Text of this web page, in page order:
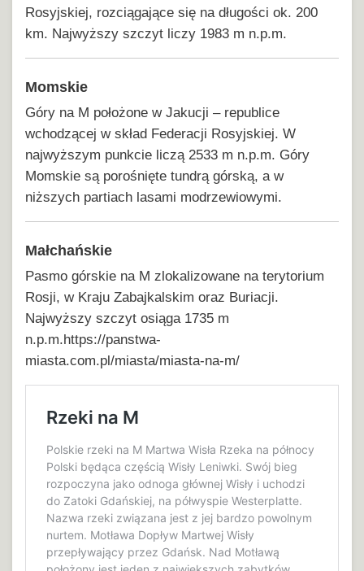
Rosyjskiej, rozciągające się na długości ok. 200
km. Najwyższy szczyt liczy 1983 m n.p.m.
Momskie
Góry na M położone w Jakucji – republice
wchodzącej w skład Federacji Rosyjskiej. W
najwyższym punkcie liczą 2533 m n.p.m. Góry
Momskie są porośnięte tundrą górską, a w
niższych partiach lasami modrzewiowymi.
Małchańskie
Pasmo górskie na M zlokalizowane na terytorium
Rosji, w Kraju Zabajkalskim oraz Buriacji.
Najwyższy szczyt osiąga 1735 m
n.p.m.https://panstwa-
miasta.com.pl/miasta/miasta-na-m/